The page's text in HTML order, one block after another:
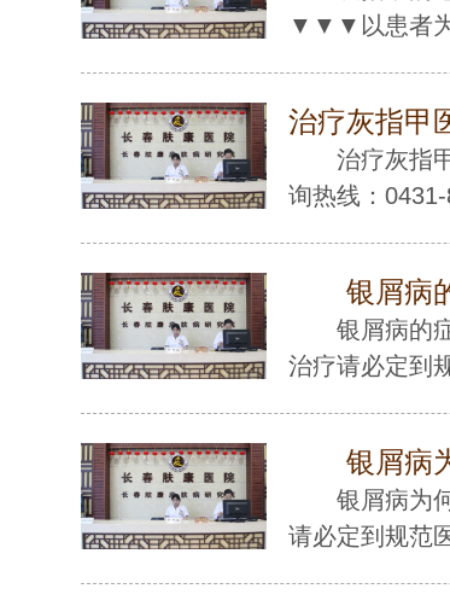
▼▼▼以患者
治疗灰指甲
治疗灰指
询热线：
银屑病的
银屑病的
治疗请必定到
银屑病为
银屑病为
请必定到规范